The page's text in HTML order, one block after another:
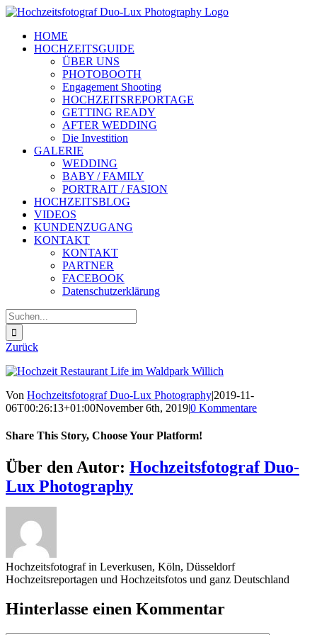
Zum
springenHOME
HOCHZEITSGUIDE
ÜBER UNS
PHOTOBOOTH
Engagement Shooting
HOCHZEITSREPORTAGE
GETTING READY
AFTER WEDDING
Die Investition
GALERIE
WEDDING
BABY / FAMILY
PORTRAIT / FASION
HOCHZEITSBLOG
VIDEOS
KUNDENZUGANG
KONTAKT
KONTAKT
PARTNER
FACEBOOK
Datenschutzerklärung
Suche
nach:
Zurück
Von Hochzeitsfotograf Duo-Lux Photography|2019-11-
06T00:26:13+01:00November 6th, 2019|0 Kommentare
Share This Story, Choose Your Platform!
Sharing_facebook
Sharing_twitter
Sharing_reddit
Über den Autor: Hochzeitsfotograf Duo-
Lux Photography
Hochzeitsfotograf in Leverkusen, Köln, Düsseldorf
Hochzeitsreportagen und Hochzeitsfotos und ganz Deutschland
Hinterlasse einen Kommentar